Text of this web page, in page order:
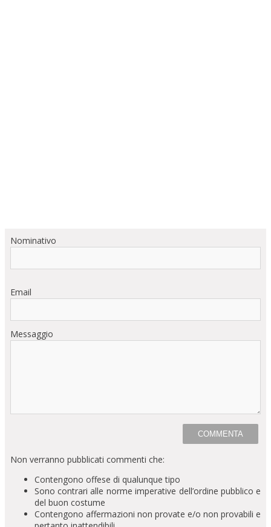
Nominativo
Email
Messaggio
Non verranno pubblicati commenti che:
Contengono offese di qualunque tipo
Sono contrari alle norme imperative dell’ordine pubblico e
del buon costume
Contengono affermazioni non provate e/o non provabili e